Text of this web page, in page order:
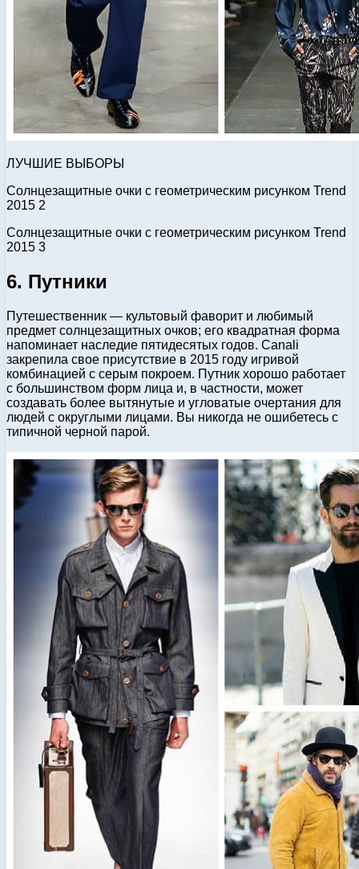
ЛУЧШИЕ ВЫБОРЫ
Солнцезащитные очки с геометрическим рисунком Trend
2015 2
Солнцезащитные очки с геометрическим рисунком Trend
2015 3
6. Путники
Путешественник — культовый фаворит и любимый
предмет солнцезащитных очков; его квадратная форма
напоминает наследие пятидесятых годов. Canali
закрепила свое присутствие в 2015 году игривой
комбинацией с серым покроем. Путник хорошо работает
с большинством форм лица и, в частности, может
создавать более вытянутые и угловатые очертания для
людей с округлыми лицами. Вы никогда не ошибетесь с
типичной черной парой.